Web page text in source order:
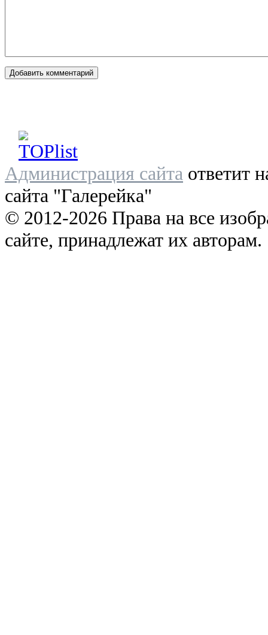
Администрация сайта ответит
сайта "Галерейка"
© 2012-2026 Права на все
сайте, принадлежат их авторам.